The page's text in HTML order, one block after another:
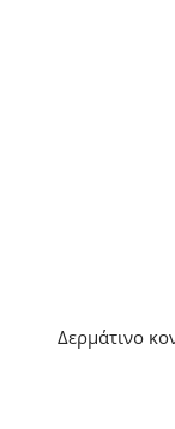
Δερμάτινο